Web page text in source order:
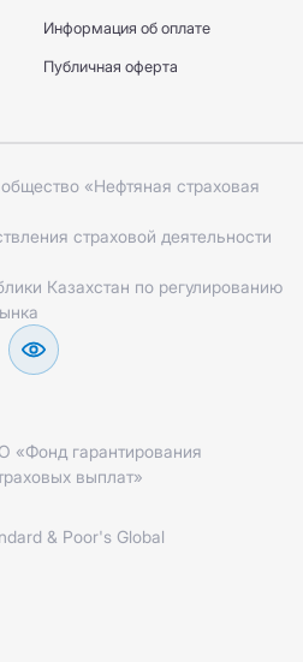
Информация об оплате
Публичная оферта
«Нефтяная страховая
страховой деятельности
Казахстан по регулированию
«Фонд гарантирования
выплат»
& Poor's Global